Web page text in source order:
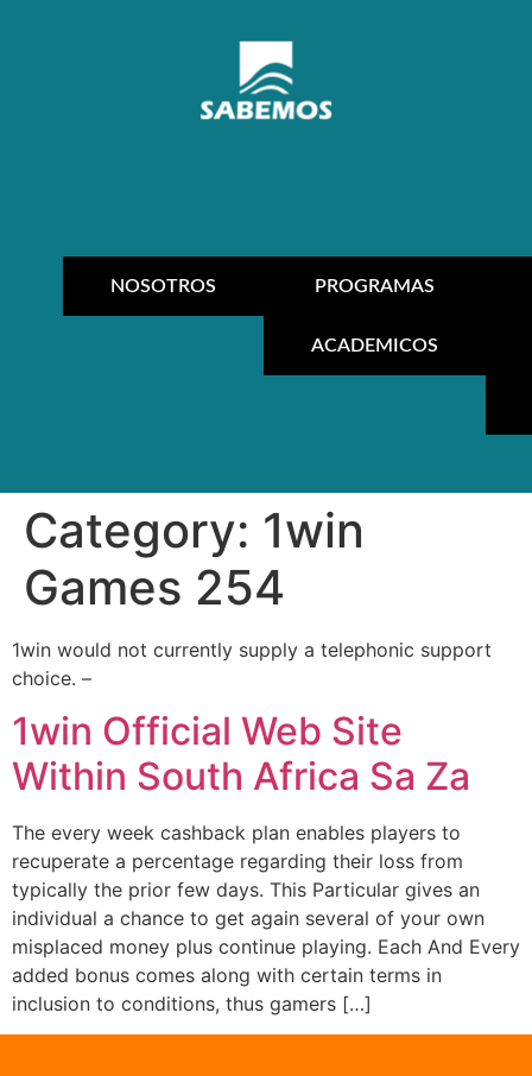
NOSOTROS PROGRAMAS
ACADEMICOS
Category: 1win
Games 254
1win would not currently supply a telephonic support
choice. –
1win Official Web Site
Within South Africa Sa Za
The every week cashback plan enables players to
recuperate a percentage regarding their loss from
typically the prior few days. This Particular gives an
individual a chance to get again several of your own
misplaced money plus continue playing. Each And Every
added bonus comes along with certain terms in
inclusion to conditions, thus gamers […]